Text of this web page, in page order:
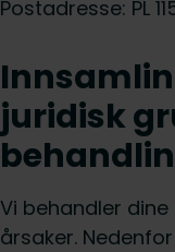
Postadresse: PL
juridisk
Vi behandler
årsaker.